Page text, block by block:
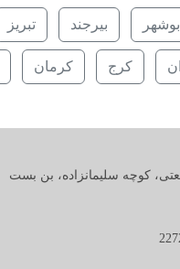
بوشهر بیرجند تبریز
کرج کرمان
کوچه سلیمانزاده، بن بست